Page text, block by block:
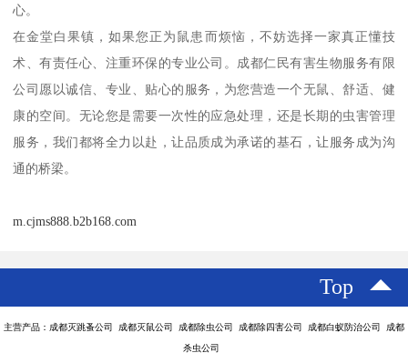
心。
在金堂白果镇，如果您正为鼠患而烦恼，不妨选择一家真正懂技
术、有责任心、注重环保的专业公司。成都仁民有害生物服务有限
公司愿以诚信、专业、贴心的服务，为您营造一个无鼠、舒适、健
康的空间。无论您是需要一次性的应急处理，还是长期的虫害管理
服务，我们都将全力以赴，让品质成为承诺的基石，让服务成为沟
通的桥梁。
m.cjms888.b2b168.com
Top
主营产品：成都灭跳蚤公司 成都灭鼠公司 成都除虫公司 成都除四害公司 成都白蚁防治公司 成都
杀虫公司